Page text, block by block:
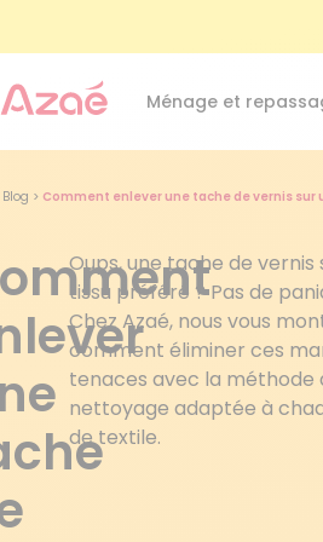
Ménage et
Blog > Comment enlever une tache de vernis sur
Oups, une tache de vernis
tissu préféré ? Pas de
Chez Azaé, nous vous
comment éliminer ces
tenaces avec la méthode
nettoyage adaptée à
de textile.